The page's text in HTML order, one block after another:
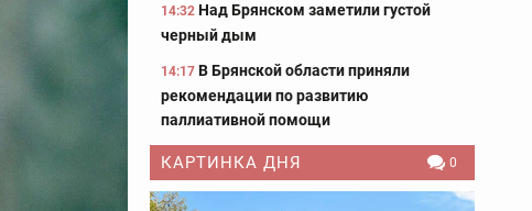
14:32 Над Брянском заметили густой
черный дым
14:17 В Брянской области приняли
рекомендации по развитию
паллиативной помощи
КАРТИНКА ДНЯ 0